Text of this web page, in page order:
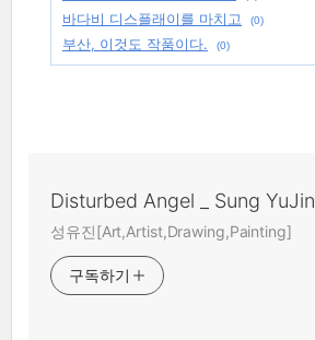
바다비 디스플래이를 마치고
(0)
부산, 이것도 작품이다.
(0)
Disturbed Angel _ Sung YuJin
성유진[Art,Artist,Drawing,Painting]
구독하기